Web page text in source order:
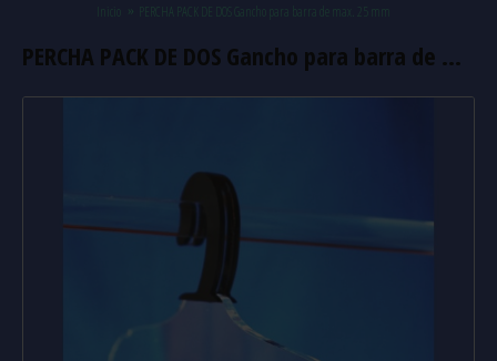
Inicio PERCHA PACK DE DOS Gancho para barra de max. 25 mm
PERCHA PACK DE DOS Gancho para barra de max. 25 mm